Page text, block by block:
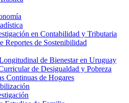
en Contabilidad y Tributaria
Reportes de Sostenibilidad
de Bienestar en Uruguay
de Desigualdad y Pobreza
Continuas de Hogares